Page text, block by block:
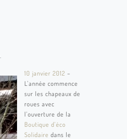
10 janvier 2012 –
L'année commence
sur les chapeaux de
roues avec
l'ouverture de la
Boutique d'éco
Solidaire dans le